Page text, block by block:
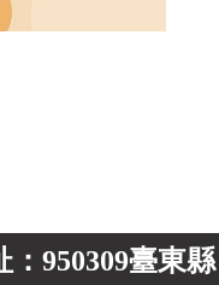
950309臺東縣